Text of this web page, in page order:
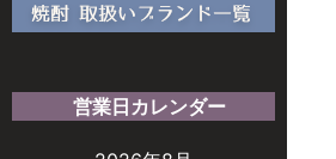
営業日カレンダー